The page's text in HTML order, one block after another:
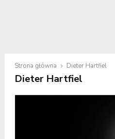
Strona główna Dieter Hartfiel
Dieter Hartfiel